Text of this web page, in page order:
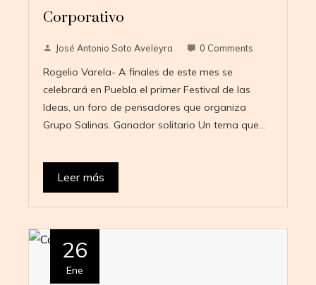
Corporativo
José Antonio Soto Aveleyra 0 Comments
Rogelio Varela- A finales de este mes se
celebrará en Puebla el primer Festival de las
Ideas, un foro de pensadores que organiza
Grupo Salinas. Ganador solitario Un tema que…
Leer más
26
Ene